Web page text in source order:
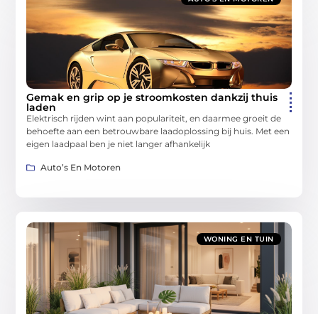
Gemak en grip op je stroomkosten dankzij thuis
laden
Elektrisch rijden wint aan populariteit, en daarmee groeit de
behoefte aan een betrouwbare laadoplossing bij huis. Met een
eigen laadpaal ben je niet langer afhankelijk
Auto’s En Motoren
WONING EN TUIN